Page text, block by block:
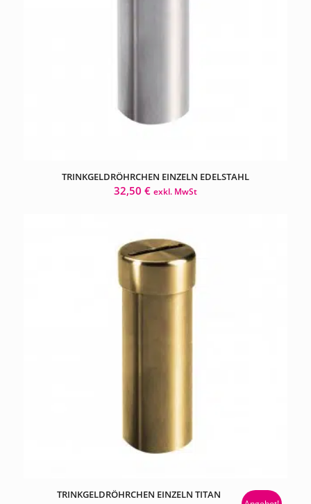
TRINKGELDRÖHRCHEN EINZELN EDELSTAHL
32,50 € exkl. MwSt
TRINKGELDRÖHRCHEN EINZELN TITAN